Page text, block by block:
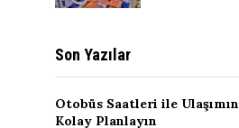
Son Yazılar
Otobüs Saatleri ile
Kolay Planlayın